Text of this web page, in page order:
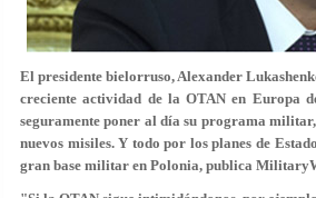
El presidente bielorruso, Alexander
creciente actividad de la OTAN en Europa
seguramente poner al día su programa
nuevos misiles. Y todo por los planes de
gran base militar en Polonia, publica